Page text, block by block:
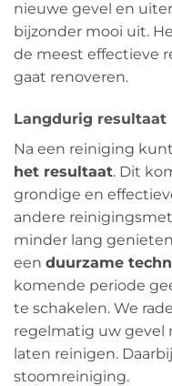
nieuwe gevel en
bijzonder mooi uit.
de meest effectieve
gaat renoveren.
Langdurig resultaat
Na een reiniging
het resultaat. Dit
grondige en
andere
minder lang
een duurzame
komende periode
te schakelen. We
regelmatig uw gevel
laten reinigen.
stoomreiniging.